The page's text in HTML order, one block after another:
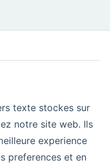
texte stockes sur
notre site web. Ils
experience
preferences et en